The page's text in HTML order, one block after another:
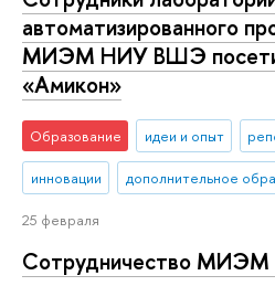
автоматизированного
МИЭМ НИУ ВШЭ
«Амикон»
Образование идеи и опыт
инновации дополнительное
25 февраля
Сотрудничество МИЭМ